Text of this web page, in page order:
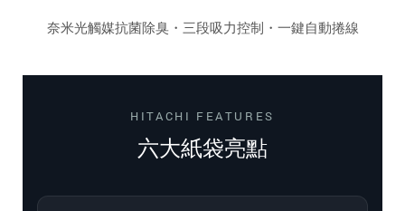
奈米光觸媒抗菌除臭・三段吸力控制・一鍵自動捲線
HITACHI FEATURES
六大紙袋亮點